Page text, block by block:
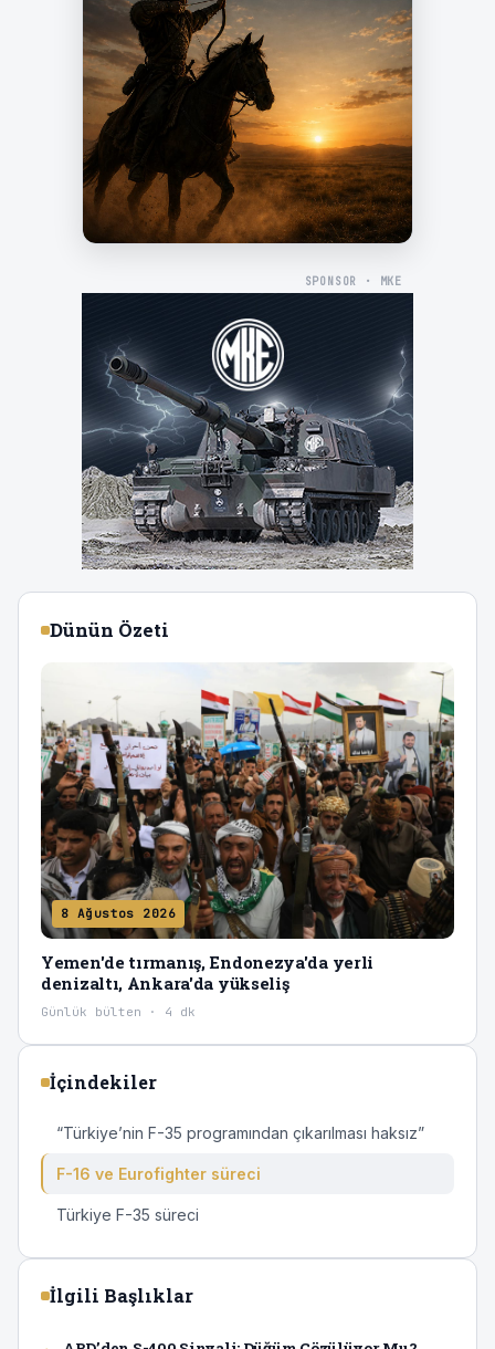
SPONSOR · MKE
Dünün Özeti
8 Ağustos 2026
Yemen'de tırmanış, Endonezya'da yerli
denizaltı, Ankara'da yükseliş
Günlük bülten · 4 dk
İçindekiler
“Türkiye’nin F-35 programından çıkarılması haksız”
F-16 ve Eurofighter süreci
Türkiye F-35 süreci
İlgili Başlıklar